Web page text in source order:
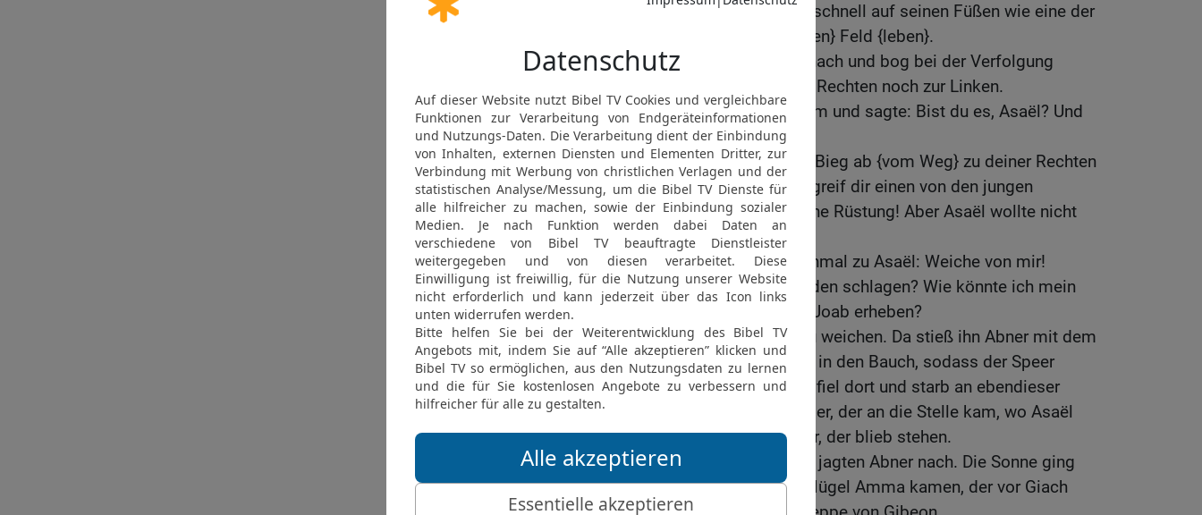
und Asaël. Asaël aber war schnell auf seinen Füßen wie eine der
Gazellen, die auf dem {freien} Feld {leben}.
19 Und Asaël jagte Abner nach und bog bei der Verfolgung
Abners nicht ab, weder zur Rechten noch zur Linken.
20 Da wandte Abner sich um und sagte: Bist du es, Asaël? Und
er sagte: Ich bin es.
21 Da sagte Abner zu ihm: Bieg ab {vom Weg} zu deiner Rechten
oder zu deiner Linken und greif dir einen von den jungen
Männern und nimm dir seine Rüstung! Aber Asaël wollte nicht
von ihm weichen.
22 Da sagte Abner noch einmal zu Asaël: Weiche von mir!
Warum soll ich dich zu Boden schlagen? Wie könnte ich mein
Gesicht zu deinem Bruder Joab erheben?
23 Aber er weigerte sich zu weichen. Da stieß ihn Abner mit dem
hinteren Ende des Speeres in den Bauch, sodass der Speer
hinten herausdrang; und er fiel dort und starb an ebendieser
Stelle. Und es geschah, jeder, der an die Stelle kam, wo Asaël
gefallen und gestorben war, der blieb stehen.
24 Joab und Abischai aber jagten Abner nach. Die Sonne ging
gerade unter, als sie zum Hügel Amma kamen, der vor Giach